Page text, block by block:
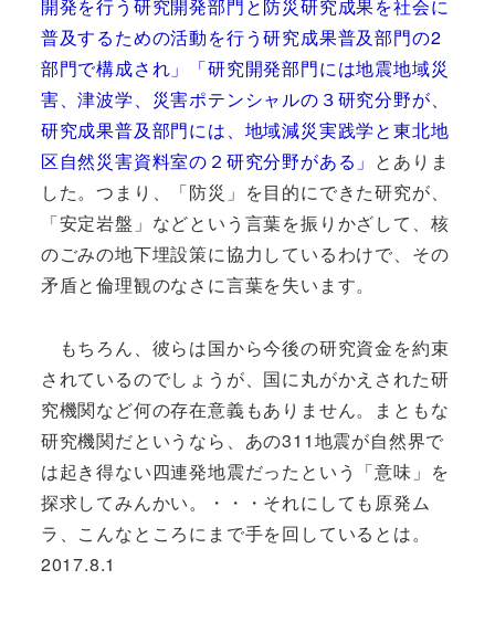
開発を行う研究開発部門と防災研究成果を社会に
普及するための活動を行う研究成果普及部門の2
部門で構成され」「研究開発部門には地震地域災
害、津波学、災害ポテンシャルの３研究分野が、
研究成果普及部門には、地域減災実践学と東北地
区自然災害資料室の２研究分野がある」 とありま
した。つまり、「防災」を目的にできた研究が、
「安定岩盤」などという言葉を振りかざして、核
のごみの地下埋設策に協力しているわけで、その
矛盾と倫理観のなさに言葉を失います。
もちろん、彼らは国から今後の研究資金を約束
されているのでしょうが、国に丸がかえされた研
究機関など何の存在意義もありません。まともな
研究機関だというなら、あの311地震が自然界で
は起き得ない四連発地震だったという「意味」を
探求してみんかい。・・・それにしても原発ム
ラ、こんなところにまで手を回しているとは。
2017.8.1